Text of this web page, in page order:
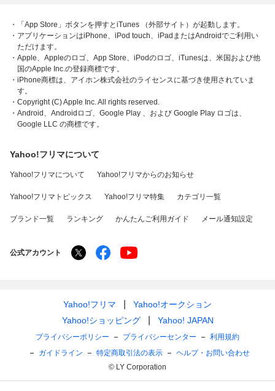
・「App Store」ボタンを押すとiTunes （外部サイト）が起動します。
・アプリケーションはiPhone、iPod touch、iPadまたはAndroidでご利用い
ただけます。
・Apple、Appleのロゴ、App Store、iPodのロゴ、iTunesは、米国および他
国のApple Inc.の登録商標です。
・iPhone商標は、アイホン株式会社のライセンスに基づき使用されていま
す。
・Copyright (C) Apple Inc. All rights reserved.
・Android、Androidロゴ、Google Play 、および Google Play ロゴは、
Google LLC の商標です。
Yahoo!フリマについて
Yahoo!フリマについて Yahoo!フリマからのお知らせ
Yahoo!フリマトピックス Yahoo!フリマ特集 カテゴリ一覧
ブランド一覧 ランキング かんたんご利用ガイド メール通知設定
公式アカウント
Yahoo!フリマ
Yahoo!オークション
Yahoo!ショッピング
Yahoo! JAPAN
プライバシーポリシー プライバシーセンター
利用規約
ガイドライン
特定商取引法の表示
ヘルプ・お問い合わせ
© LY Corporation